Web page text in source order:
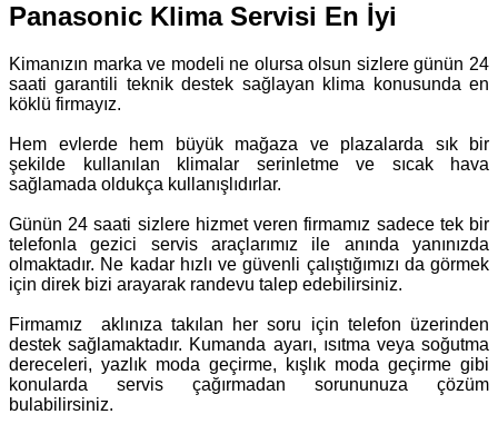
Panasonic Klima Servisi En İyi
Kimanızın marka ve modeli ne olursa olsun sizlere günün 24
saati garantili teknik destek sağlayan klima konusunda en
köklü firmayız.
Hem evlerde hem büyük mağaza ve plazalarda sık bir
şekilde kullanılan klimalar serinletme ve sıcak hava
sağlamada oldukça kullanışlıdırlar.
Günün 24 saati sizlere hizmet veren firmamız sadece tek bir
telefonla gezici servis araçlarımız ile anında yanınızda
olmaktadır. Ne kadar hızlı ve güvenli çalıştığımızı da görmek
için direk bizi arayarak randevu talep edebilirsiniz.
Firmamız aklınıza takılan her soru için telefon üzerinden
destek sağlamaktadır. Kumanda ayarı, ısıtma veya soğutma
dereceleri, yazlık moda geçirme, kışlık moda geçirme gibi
konularda servis çağırmadan sorununuza çözüm
bulabilirsiniz.